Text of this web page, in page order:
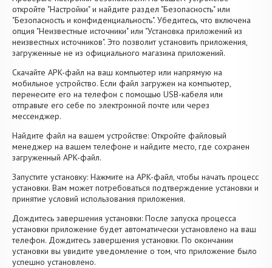
откройте "Настройки" и найдите раздел "Безопасность" или
"Безопасность и конфиденциальность". Убедитесь, что включена
опция "Неизвестные источники" или "Установка приложений из
неизвестных источников". Это позволит установить приложения,
загруженные не из официального магазина приложений.
Скачайте APK-файл на ваш компьютер или напрямую на
мобильное устройство. Если файл загружен на компьютер,
перенесите его на телефон с помощью USB-кабеля или
отправьте его себе по электронной почте или через
мессенджер.
Найдите файл на вашем устройстве: Откройте файловый
менеджер на вашем телефоне и найдите место, где сохранен
загруженный APK-файл.
Запустите установку: Нажмите на APK-файл, чтобы начать процесс
установки. Вам может потребоваться подтверждение установки и
принятие условий использования приложения.
Дождитесь завершения установки: После запуска процесса
установки приложение будет автоматически установлено на ваш
телефон. Дождитесь завершения установки. По окончании
установки вы увидите уведомление о том, что приложение было
успешно установлено.